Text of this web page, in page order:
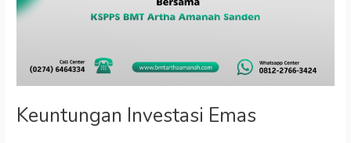
Keuntungan Investasi Emas